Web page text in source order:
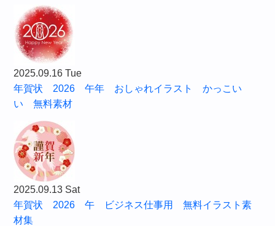
2025.09.16 Tue
年賀状 2026 午年 おしゃれイラスト かっこい
い 無料素材
2025.09.13 Sat
年賀状 2026 午 ビジネス仕事用 無料イラスト素
材集